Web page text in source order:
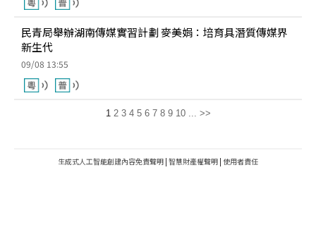
民青局舉辦湖南傳媒實習計劃 麥美娟：培育具潛質傳媒界
新生代
09/08 13:55
1 2 3 4 5 6 7 8 9 10 ... >>
生成式人工智能創建內容免責聲明 | 智慧財產權聲明 | 使用者責任